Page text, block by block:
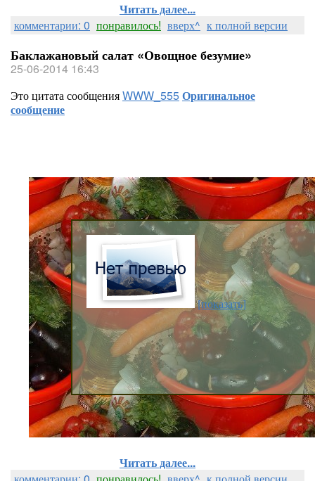
Читать далее...
комментарии: 0 понравилось! вверх^ к полной версии
Баклажановый салат «Овощное безумие»
25-06-2014 16:43
Это цитата сообщенияWWW_555Оригинальное
сообщение
[показать]
Читать далее...